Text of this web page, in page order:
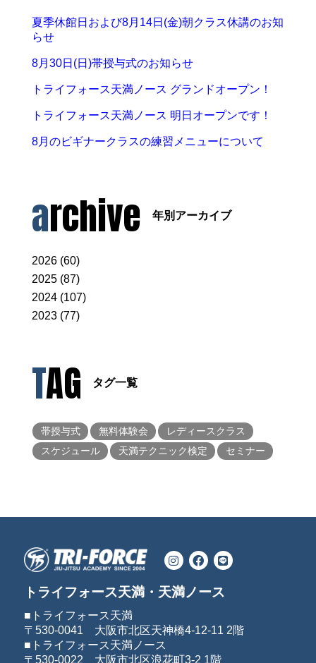
夏季休館日および8月14日(金)朝クラス休講のお知
らせ
8月30日(日)帯授与式のお知らせ
トライフォース天満ノース グランドオープン！
トライフォース天満ノース 明日オープンです！
8月のビギナークラスの練習メニューについて
archive 年別アーカイブ
2026 (60)
2025 (87)
2024 (107)
2023 (77)
TAG タグ一覧
帯授与式 無料体験会
レディースクラス
スケジュール
天満テクニック検定 セミナー
トライフォース天満・天満ノース
■トライフォース天満
〒530-0041 大阪市北区天神橋4-12-11 2階
■トライフォース天満ノース
〒530-0022 大阪市北区浪花町3-2 1階